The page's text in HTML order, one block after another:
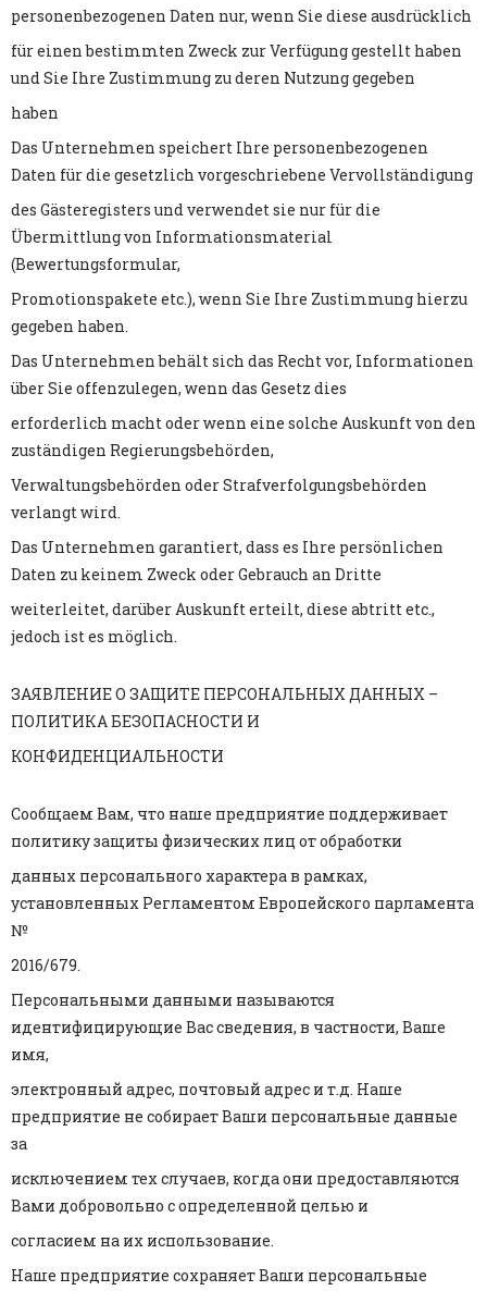
personenbezogenen Daten nur, wenn Sie diese ausdrücklich
für einen bestimmten Zweck zur Verfügung gestellt haben
und Sie Ihre Zustimmung zu deren Nutzung gegeben
haben
Das Unternehmen speichert Ihre personenbezogenen
Daten für die gesetzlich vorgeschriebene Vervollständigung
des Gästeregisters und verwendet sie nur für die
Übermittlung von Informationsmaterial
(Bewertungsformular,
Promotionspakete etc.), wenn Sie Ihre Zustimmung hierzu
gegeben haben.
Das Unternehmen behält sich das Recht vor, Informationen
über Sie offenzulegen, wenn das Gesetz dies
erforderlich macht oder wenn eine solche Auskunft von den
zuständigen Regierungsbehörden,
Verwaltungsbehörden oder Strafverfolgungsbehörden
verlangt wird.
Das Unternehmen garantiert, dass es Ihre persönlichen
Daten zu keinem Zweck oder Gebrauch an Dritte
weiterleitet, darüber Auskunft erteilt, diese abtritt etc.,
jedoch ist es möglich.
ЗАЯВЛЕНИЕ О ЗАЩИТЕ ПЕРСОНАЛЬНЫХ ДАННЫХ –
ПОЛИТИКА БЕЗОПАСНОСТИ И
КОНФИДЕНЦИАЛЬНОСТИ
Сообщаем Вам, что наше предприятие поддерживает
политику защиты физических лиц от обработки
данных персонального характера в рамках,
установленных Регламентом Европейского парламента
№
2016/679.
Персональными данными называются
идентифицирующие Вас сведения, в частности, Ваше
имя,
электронный адрес, почтовый адрес и т.д. Наше
предприятие не собирает Ваши персональные данные
за
исключением тех случаев, когда они предоставляются
Вами добровольно с определенной целью и
согласием на их использование.
Наше предприятие сохраняет Ваши персональные